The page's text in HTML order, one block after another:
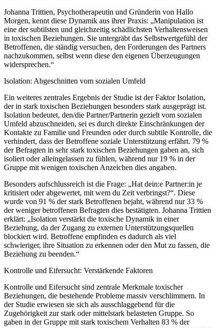
Johanna Trittien, Psychotherapeutin und Gründerin von Hallo
Morgen, kennt diese Dynamik aus ihrer Praxis: „Manipulation ist
eine der subtilsten und gleichzeitig schädlichsten Verhaltensweisen
in toxischen Beziehungen. Sie untergräbt das Selbstwertgefühl der
Betroffenen, die ständig versuchen, den Forderungen des Partners
nachzukommen, selbst wenn diese den eigenen Überzeugungen
widersprechen.“
Isolation: Abgeschnitten vom sozialen Umfeld
Ein weiteres zentrales Ergebnis der Studie ist der Faktor Isolation,
der in stark toxischen Beziehungen besonders stark ausgeprägt ist.
Isolation bedeutet, den/die Partner/Partnerin gezielt vom sozialen
Umfeld abzuschneiden, sei es durch direkte Einschränkungen der
Kontakte zu Familie und Freunden oder durch subtile Kontrolle, die
verhindert, dass der Betroffene soziale Unterstützung erfährt. 79 %
der Befragten in sehr stark toxischen Beziehungen gaben an, sich
isoliert oder alleingelassen zu fühlen, während nur 19 % in der
Gruppe mit wenigen toxischen Anzeichen dies angaben.
Besonders aufschlussreich ist die Frage: „Hat dein:e Partner:in je
kritisiert oder abgewertet, mit wem du Zeit verbringst?“. Diese
wurde von 91 % der stark Betroffenen bejaht, während nur 33 %
der weniger betroffenen Befragten dies bestätigten. Johanna Trittien
erklärt: „Isolation verstärkt die toxische Dynamik in einer
Beziehung, da der Zugang zu externen Unterstützungsquellen
blockiert wird. Betroffene empfinden es dadurch als viel
schwieriger, ihre Situation zu erkennen oder den Mut zu fassen, die
Beziehung zu beenden.“
Kontrolle und Eifersucht: Verstärkende Faktoren
Kontrolle und Eifersucht sind zentrale Merkmale toxischer
Beziehungen, die bestehende Probleme massiv verschlimmern. In
der Studie erwiesen sie sich als ausschlaggebend für die
Zugehörigkeit zur stark oder mittelstark belasteten Gruppe. So
gaben in der Gruppe mit stark toxischem Verhalten 83 % der